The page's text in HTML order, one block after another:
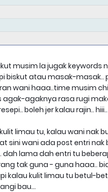
musim la jugak keywords
biskut atau masak-
wani haaa..time musim
agaknya rasa rugi
boleh jer kalau rajin.. hiii..
limau tu, kalau wani nak
sini wani ada post entri nak
dah lama dah entri tu
tak guna - guna haaa..
kalau kulit limau tu betul-
bau...